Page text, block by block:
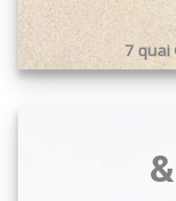
7 quai